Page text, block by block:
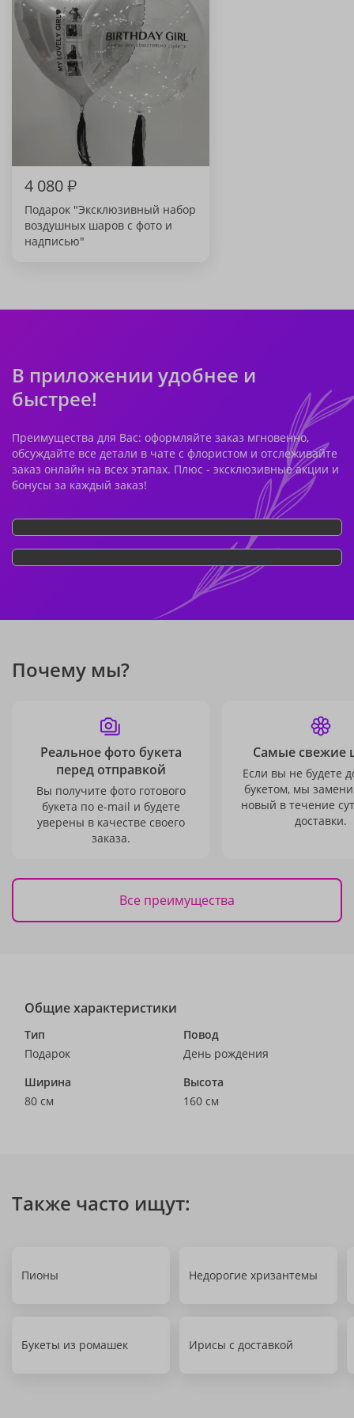
4 080₽
Подарок "Эксклюзивный набор
воздушных шаров с фото и
надписью"
В приложении удобнее и
быстрее!
Преимущества для Вас: оформляйте заказ мгновенно,
обсуждайте все детали в чате с флористом и отслеживайте
заказ онлайн на всех этапах. Плюс - эксклюзивные акции и
бонусы за каждый заказ!
Почему мы?
Реальное фото букета
перед отправкой
Вы получите фото готового
букета по e-mail и будете
уверены в качестве своего
заказа.
Самые свежие
Если вы не будете
букетом, мы
новый в течение
доставки.
Все преимущества
Общие характеристики
Тип
Подарок
Повод
День рождения
Ширина
80 см
Высота
160 см
Также часто ищут:
Пионы Недорогие хризантемы
Букеты из ромашек Ирисы с доставкой